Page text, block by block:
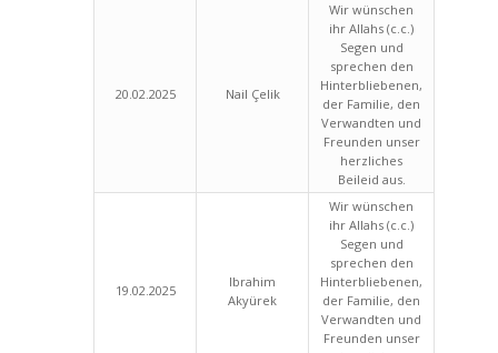
20.02.2025 Nail Çelik
Wir wünschen
ihr Allahs (c.c.)
Segen und
sprechen den
Hinterbliebenen,
der Familie, den
Verwandten und
Freunden unser
herzliches
Beileid aus.
19.02.2025
Ibrahim
Akyürek
Wir wünschen
ihr Allahs (c.c.)
Segen und
sprechen den
Hinterbliebenen,
der Familie, den
Verwandten und
Freunden unser